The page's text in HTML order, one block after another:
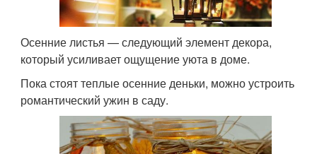
Осенние листья — следующий элемент декора,
который усиливает ощущение уюта в доме.
Пока стоят теплые осенние деньки, можно устроить
романтический ужин в саду.